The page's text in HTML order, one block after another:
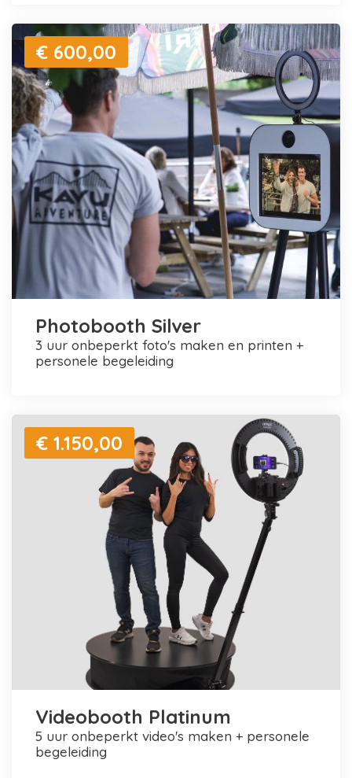
€ 600,00
Photobooth Silver
3 uur onbeperkt foto's maken en printen +
personele begeleiding
€ 1.150,00
Videobooth Platinum
5 uur onbeperkt video's maken + personele
begeleiding